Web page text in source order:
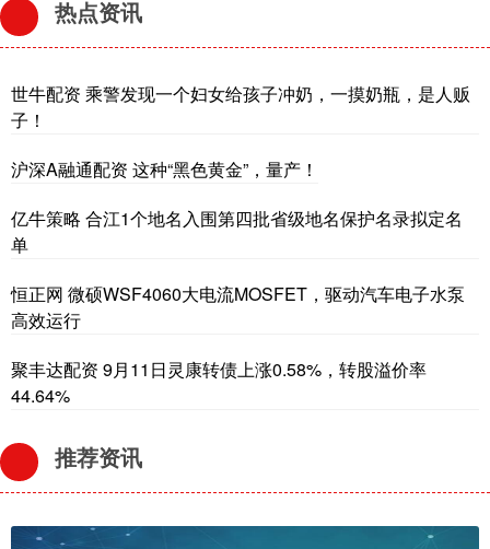
热点资讯
世牛配资 乘警发现一个妇女给孩子冲奶，一摸奶瓶，是人贩
子！
沪深A融通配资 这种“黑色黄金”，量产！
亿牛策略 合江1个地名入围第四批省级地名保护名录拟定名
单
恒正网 微硕WSF4060大电流MOSFET，驱动汽车电子水泵
高效运行
聚丰达配资 9月11日灵康转债上涨0.58%，转股溢价率
44.64%
推荐资讯